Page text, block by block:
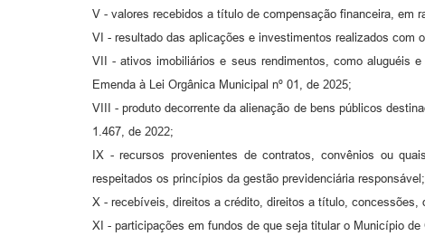
V - valores recebidos a título de compensação financeira, em
VI - resultado das aplicações e investimentos realizados com
VII - ativos imobiliários e seus rendimentos, como aluguéis
Emenda à Lei Orgânica Municipal nº 01, de 2025;
VIII - produto decorrente da alienação de bens públicos
1.467, de 2022;
IX - recursos provenientes de contratos, convênios ou
respeitados os princípios da gestão previdenciária responsável;
X - recebíveis, direitos a crédito, direitos a título, concessões,
XI - participações em fundos de que seja titular o Município